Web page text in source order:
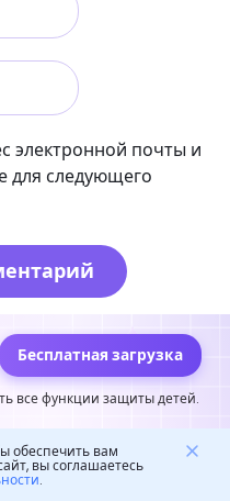
электронной почты и
для следующего
защитить своих
навыкам
Бесплатная загрузка
все функции защиты детей.
обеспечить вам
вы соглашаетесь